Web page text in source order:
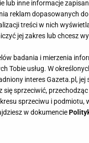
lub inne informacje
reklam dopasowanych
treści w nich
jej zakres lub chcesz
badania i mierzenia
Tobie usług. W
interes Gazeta.pl, jej
sprzeciwić,
sprzeciwu i podmiotu,
w dokumencie